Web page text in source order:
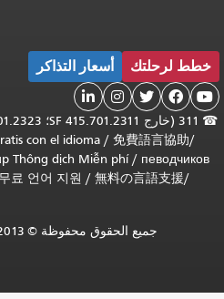
خطط لرحلتك أسعار التذاكر





☎
/
免費語言協助
/
con el idioma
певодчиков
/
Thông dịch Miễn phí
/
無料の言語支援
/
무료 언어 지원